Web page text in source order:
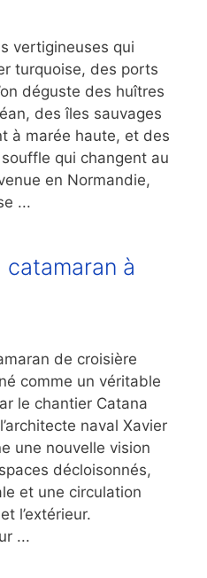
vertigineuses qui
turquoise, des ports
déguste des huîtres
des îles sauvages
à marée haute, et des
qui changent au
en Normandie,
...
catamaran à
de croisière
comme un véritable
le chantier Catana
naval Xavier
une nouvelle vision
décloisonnés,
et une circulation
l’extérieur.
...